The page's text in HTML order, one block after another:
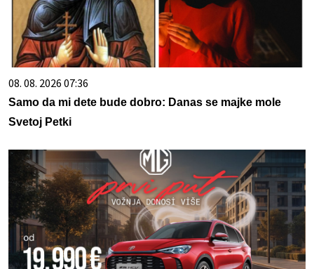
08. 08. 2026 07:36
Samo da mi dete bude dobro: Danas se majke mole
Svetoj Petki